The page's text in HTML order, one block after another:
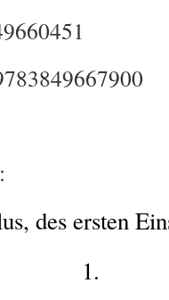
des ersten
1.